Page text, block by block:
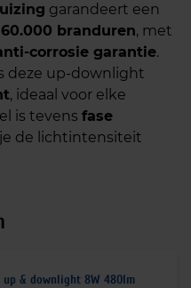
garandeert een
60.000 branduren, met
corrosie garantie.
deze up-downlight
, ideaal voor elke
is tevens fase
de lichtintensiteit
up & downlight 8W 480lm